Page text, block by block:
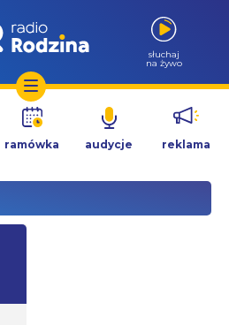
słuchaj
na żywo
ramówka audycje reklama